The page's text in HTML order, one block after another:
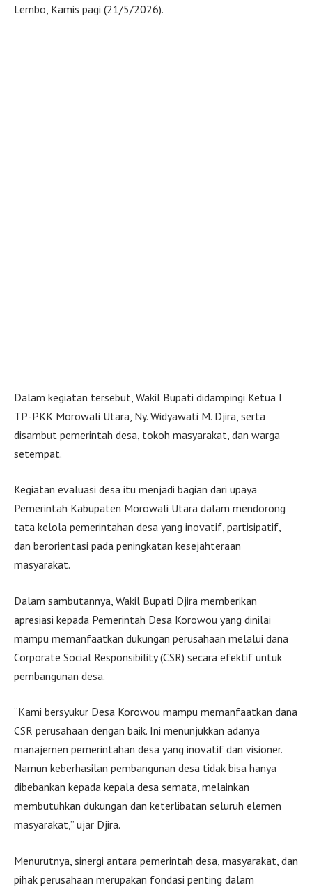
Lembo, Kamis pagi (21/5/2026).
Dalam kegiatan tersebut, Wakil Bupati didampingi Ketua I
TP-PKK Morowali Utara, Ny. Widyawati M. Djira, serta
disambut pemerintah desa, tokoh masyarakat, dan warga
setempat.
Kegiatan evaluasi desa itu menjadi bagian dari upaya
Pemerintah Kabupaten Morowali Utara dalam mendorong
tata kelola pemerintahan desa yang inovatif, partisipatif,
dan berorientasi pada peningkatan kesejahteraan
masyarakat.
Dalam sambutannya, Wakil Bupati Djira memberikan
apresiasi kepada Pemerintah Desa Korowou yang dinilai
mampu memanfaatkan dukungan perusahaan melalui dana
Corporate Social Responsibility (CSR) secara efektif untuk
pembangunan desa.
“Kami bersyukur Desa Korowou mampu memanfaatkan dana
CSR perusahaan dengan baik. Ini menunjukkan adanya
manajemen pemerintahan desa yang inovatif dan visioner.
Namun keberhasilan pembangunan desa tidak bisa hanya
dibebankan kepada kepala desa semata, melainkan
membutuhkan dukungan dan keterlibatan seluruh elemen
masyarakat,” ujar Djira.
Menurutnya, sinergi antara pemerintah desa, masyarakat, dan
pihak perusahaan merupakan fondasi penting dalam